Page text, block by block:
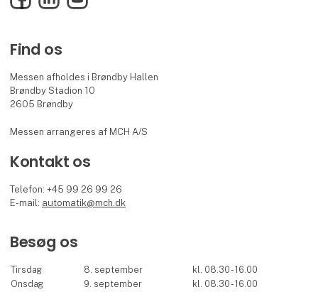
Find os
Messen afholdes i Brøndby Hallen
Brøndby Stadion 10
2605 Brøndby
Messen arrangeres af MCH A/S
Kontakt os
Telefon: +45 99 26 99 26
E-mail: automatik@mch.dk
Besøg os
Tirsdag 8. september
kl. 08.30 - 16.00
Onsdag
9. september kl. 08.30 - 16.00